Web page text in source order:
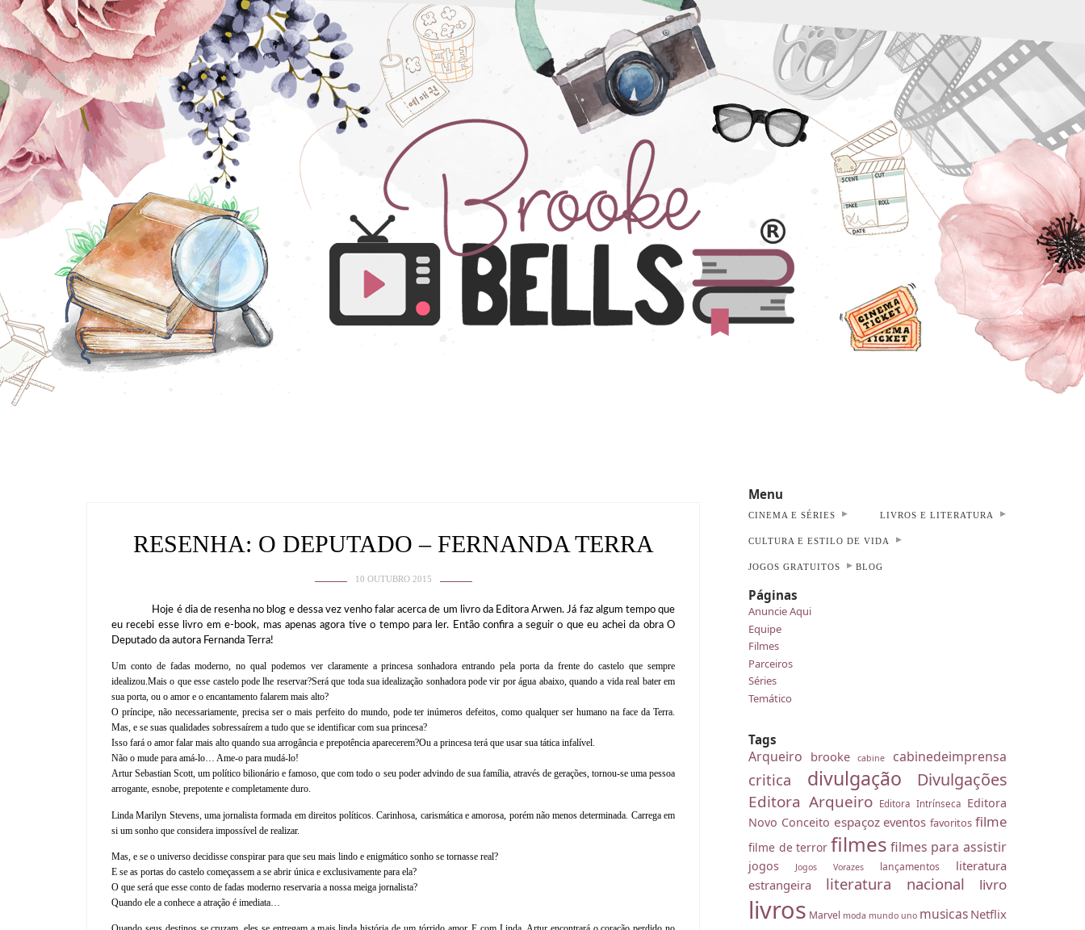
RESENHA: O DEPUTADO – FERNANDA TERRA
10 OUTUBRO 2015
Hoje é dia de resenha no blog e dessa vez venho falar acerca de um livro da Editora Arwen. Já faz algum tempo que
eu recebi esse livro em e-book, mas apenas agora tive o tempo para ler. Então confira a seguir o que eu achei da obra O
Deputado da autora Fernanda Terra!
Um conto de fadas moderno, no qual podemos ver claramente a princesa sonhadora entrando pela porta da frente do castelo que sempre
idealizou.Mais o que esse castelo pode lhe reservar?Será que toda sua idealização sonhadora pode vir por água abaixo, quando a vida real bater em
sua porta, ou o amor e o encantamento falarem mais alto?
O príncipe, não necessariamente, precisa ser o mais perfeito do mundo, pode ter inúmeros defeitos, como qualquer ser humano na face da Terra.
Mas, e se suas qualidades sobressaírem a tudo que se identificar com sua princesa?
Isso fará o amor falar mais alto quando sua arrogância e prepotência aparecerem?Ou a princesa terá que usar sua tática infalível.
Não o mude para amá-lo… Ame-o para mudá-lo!
Artur Sebastian Scott, um político bilionário e famoso, que com todo o seu poder advindo de sua família, através de gerações, tornou-se uma pessoa
arrogante, esnobe, prepotente e completamente duro.
Linda Marilyn Stevens, uma jornalista formada em direitos políticos. Carinhosa, carismática e amorosa, porém não menos determinada. Carrega em
si um sonho que considera impossível de realizar.
Mas, e se o universo decidisse conspirar para que seu mais lindo e enigmático sonho se tornasse real?
E se as portas do castelo começassem a se abrir única e exclusivamente para ela?
O que será que esse conto de fadas moderno reservaria a nossa meiga jornalista?
Quando ele a conhece a atração é imediata…
Menu
CINEMA E SÉRIES LIVROS E LITERATURA
CULTURA E ESTILO DE VIDA
JOGOS GRATUITOS BLOG
Páginas
Anuncie Aqui
Equipe
Filmes
Parceiros
Séries
Temático
Tags
Arqueiro brooke cabine cabinedeimprensa
critica divulgação Divulgações
Editora Arqueiro Editora Intrínseca Editora
Novo Conceito espaçoz eventos favoritos filme
filme de terror filmes filmes para assistir
jogos Jogos Vorazes lançamentos
literatura
estrangeira
literatura nacional livro
livros Marvel moda mundo uno musicas Netflix